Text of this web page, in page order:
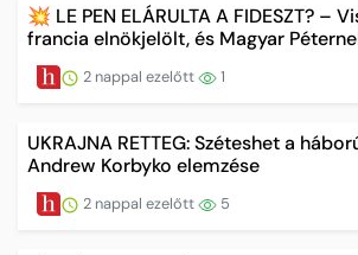
💥 LE PEN ELÁRULTA A FIDESZT? –
francia elnökjelölt, és Magyar
2 nappal ezelőtt 1
UKRAJNA RETTEG: Széteshet a
Andrew Korbyko elemzése
2 nappal ezelőtt 5